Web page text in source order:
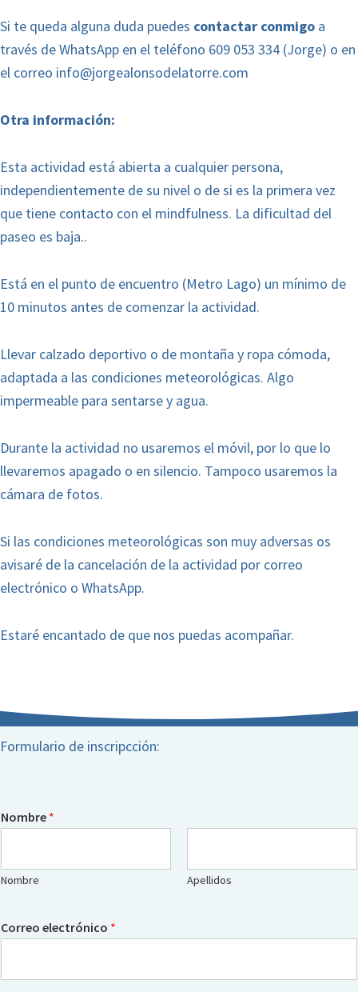
Si te queda alguna duda puedes contactar conmigo a
través de WhatsApp en el teléfono 609 053 334 (Jorge) o en
el correo info@jorgealonsodelatorre.com
Otra información:
Esta actividad está abierta a cualquier persona,
independientemente de su nivel o de si es la primera vez
que tiene contacto con el mindfulness. La dificultad del
paseo es baja..
Está en el punto de encuentro (Metro Lago) un mínimo de
10 minutos antes de comenzar la actividad.
Llevar calzado deportivo o de montaña y ropa cómoda,
adaptada a las condiciones meteorológicas. Algo
impermeable para sentarse y agua.
Durante la actividad no usaremos el móvil, por lo que lo
llevaremos apagado o en silencio. Tampoco usaremos la
cámara de fotos.
Si las condiciones meteorológicas son muy adversas os
avisaré de la cancelación de la actividad por correo
electrónico o WhatsApp.
Estaré encantado de que nos puedas acompañar.
Formulario de inscripcción:
Nombre *
Nombre Apellidos
Correo electrónico *